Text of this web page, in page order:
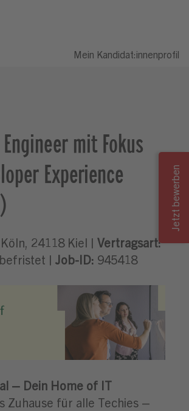
Mein Kandidat:innenprofil
mit Fokus
Experience
24118 Kiel | Vertragsart:
| Job-ID: 945418
– Dein Home of IT
Zuhause für alle Techies –